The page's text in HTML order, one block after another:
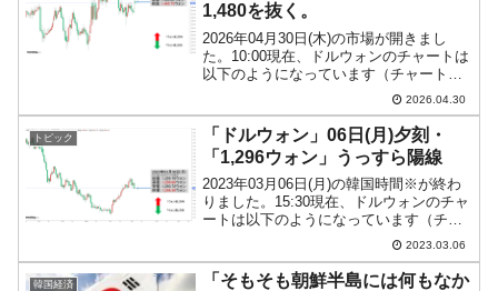
1,480を抜く。
2026年04月30日(木)の市場が開きまし
た。10:00現在、ドルウォンのチャートは
以下のようになっています（チャートは
『Investing.com』より引用）。ローソク
足の調整が入って変わったプライスアク
ションになっています。とりあえず...
2026.04.30
トピック
「ドルウォン」06日(月)夕刻・
「1,296ウォン」うっすら陽線
2023年03月06日(月)の韓国時間※が終わ
りました。15:30現在、ドルウォンのチャ
ートは以下のようになっています（チャ
ートは『Investing.com』より引用）。一
時「1ドル＝1,299ウォン」までいったの
ですが、頭を押えられて戻...
2023.03.06
韓国経済
「そもそも朝鮮半島には何もなか